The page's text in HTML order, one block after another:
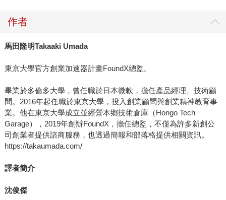
作者
馬田隆明Takaaki Umada
東京大學官方創業加速器計畫FoundX總監。
畢業於多倫多大學，曾任職於日本微軟，擔任產品經理、技術顧
問。2016年起任職於東京大學，投入創業顧問與創業精神教育事
業。他在東京大學成立並經營本鄉技術倉庫（Hongo Tech
Garage），2019年創辦FoundX，擔任總監，不僅為許多新創公
司創業者提供諮商服務，也透過簡報和部落格提供相關資訊。
https://takaumada.com/
譯者簡介
沈俊傑